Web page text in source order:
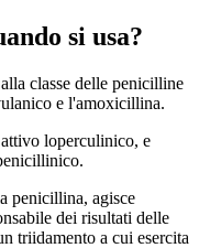
si usa?
classe delle penicilline
e l'amoxicillina.
loperculinico, e
penicillina, agisce
dei risultati delle
triidamento a cui esercita